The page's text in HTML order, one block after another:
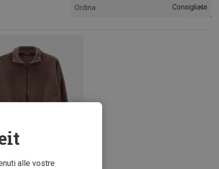
Ordina Consigliato
alle vostre